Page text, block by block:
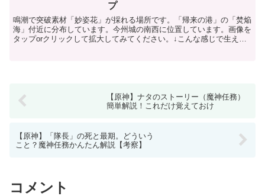
プ
鳴潮で突破素材「妙姿花」が採れる場所です。「帰来の港」の「焚焔
海」付近に分布しています。今州城の南西に位置しています。画像を
タップorクリックして拡大してみてください。↓こんな感じで生えて
【原神】ナタのストーリー（魔神任務）
簡単解説！これだけ覚えておけ
【原神】「隊長」の死と最期。どういう
こと？魔神任務かんたん解説【考察】
コメント